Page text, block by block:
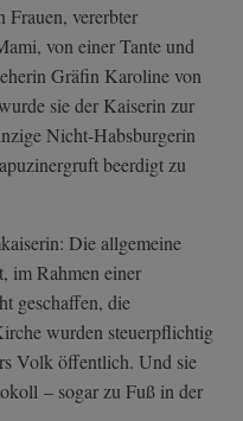
Frauen, vererbter
von einer Tante und
Gräfin Karoline von
sie der Kaiserin zur
Nicht-Habsburgerin
beerdigt zu
Die allgemeine
im Rahmen einer
geschaffen, die
wurden steuerpflichtig
Volk öffentlich. Und sie
– sogar zu Fuß in der